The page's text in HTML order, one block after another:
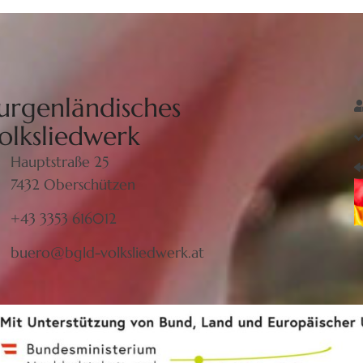
Hauptstraße 25
7432 Oberschützen
+43 3353 616012
buero@bgld-volksliedwerk.at